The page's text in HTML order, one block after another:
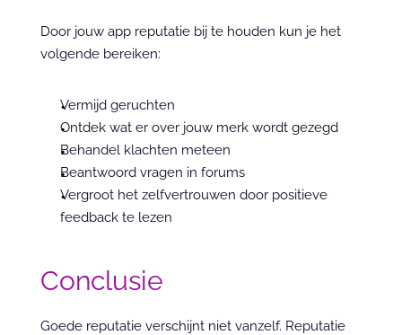
Door jouw app reputatie bij te houden kun je het
volgende bereiken:
Vermijd geruchten
Ontdek wat er over jouw merk wordt gezegd
Behandel klachten meteen
Beantwoord vragen in forums
Vergroot het zelfvertrouwen door positieve
feedback te lezen
Conclusie
Goede reputatie verschijnt niet vanzelf. Reputatie